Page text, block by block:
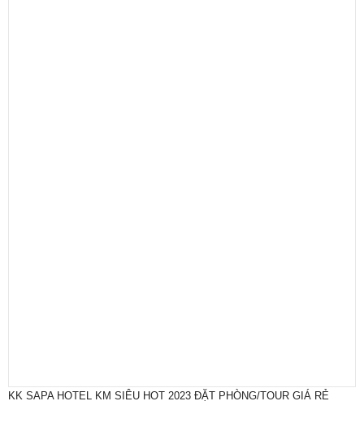
KK SAPA HOTEL KM SIÊU HOT 2023 ĐẶT PHÒNG/TOUR GIÁ RẺ